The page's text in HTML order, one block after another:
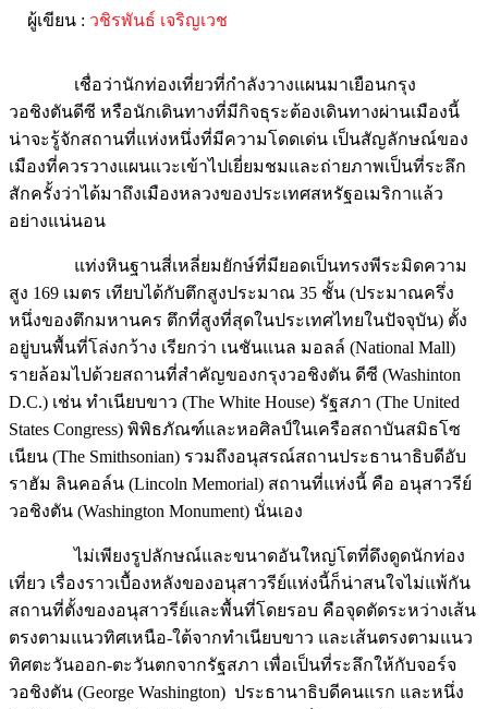
ผู้เขียน : วชิรพันธ์ เจริญเวช
เชื่อว่านักท่องเที่ยวที่กำลังวางแผนมาเยือนกรุง
วอชิงตันดีซี หรือนักเดินทางที่มีกิจธุระต้องเดินทางผ่านเมืองนี้
น่าจะรู้จักสถานที่แห่งหนึ่งที่มีความโดดเด่น เป็นสัญลักษณ์ของ
เมืองที่ควรวางแผนแวะเข้าไปเยี่ยมชมและถ่ายภาพเป็นที่ระลึก
สักครั้งว่าได้มาถึงเมืองหลวงของประเทศสหรัฐอเมริกาแล้ว
อย่างแน่นอน
แท่งหินฐานสี่เหลี่ยมยักษ์ที่มียอดเป็นทรงพีระมิดความ
สูง 169 เมตร เทียบได้กับตึกสูงประมาณ 35 ชั้น (ประมาณครึ่ง
หนึ่งของตึกมหานคร ตึกที่สูงที่สุดในประเทศไทยในปัจจุบัน) ตั้ง
อยู่บนพื้นที่โล่งกว้าง เรียกว่า เนชันแนล มอลล์ (National Mall)
รายล้อมไปด้วยสถานที่สำคัญของกรุงวอชิงตัน ดีซี (Washinton
D.C.) เช่น ทำเนียบขาว (The White House) รัฐสภา (The United
States Congress) พิพิธภัณฑ์และหอศิลป์ในเครือสถาบันสมิธโซ
เนียน (The Smithsonian) รวมถึงอนุสรณ์สถานประธานาธิบดีอับ
ราฮัม ลินคอล์น (Lincoln Memorial) สถานที่แห่งนี้ คือ อนุสาวรีย์
วอชิงตัน (Washington Monument) นั่นเอง
ไม่เพียงรูปลักษณ์และขนาดอันใหญ่โตที่ดึงดูดนักท่อง
เที่ยว เรื่องราวเบื้องหลังของอนุสาวรีย์แห่งนี้ก็น่าสนใจไม่แพ้กัน
สถานที่ตั้งของอนุสาวรีย์และพื้นที่โดยรอบ คือจุดตัดระหว่างเส้น
ตรงตามแนวทิศเหนือ-ใต้จากทำเนียบขาว และเส้นตรงตามแนว
ทิศตะวันออก-ตะวันตกจากรัฐสภา เพื่อเป็นที่ระลึกให้กับจอร์จ
วอชิงตัน (George Washington) ประธานาธิบดีคนแรก และหนึ่ง